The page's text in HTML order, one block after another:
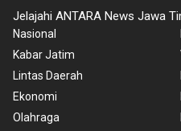
Jelajahi ANTARA News Jawa
Nasional
Kabar Jatim
Lintas Daerah
Ekonomi
Olahraga